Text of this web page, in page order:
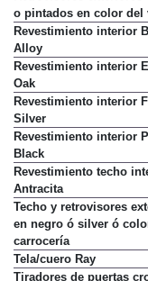
Retrovisores exteriores
o pintados en color del
Revestimiento interior
Alloy
Revestimiento interior
Oak
Revestimiento interior
Silver
Revestimiento interior
Black
Revestimiento techo
Antracita
Techo y retrovisores
en negro ó silver ó color
carrocería
Tela/cuero Ray